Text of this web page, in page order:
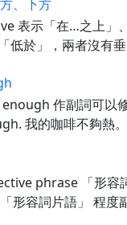
、下方
表示「在…之上」
低於」，兩者沒有
作副詞可以
我的咖啡不夠熱
phrase 「形容
形容詞片語」 程度